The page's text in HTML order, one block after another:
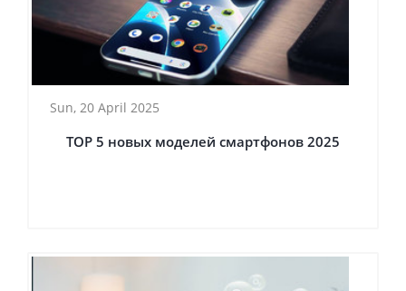
Sun, 20 April 2025
TOP 5 новых моделей смартфонов 2025